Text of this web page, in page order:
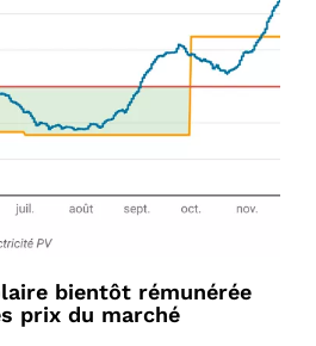
bientôt rémunérée
prix du marché